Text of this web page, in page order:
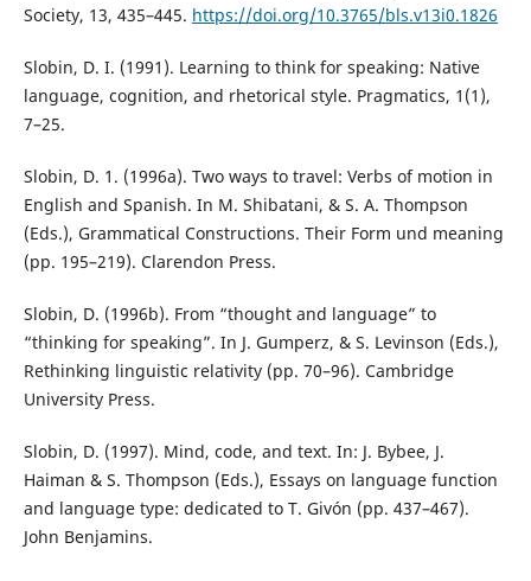
Society, 13, 435–445. https://doi.org/10.3765/bls.v13i0.1826
Slobin, D. I. (1991). Learning to think for speaking: Native
language, cognition, and rhetorical style. Pragmatics, 1(1),
7–25.
Slobin, D. 1. (1996a). Two ways to travel: Verbs of motion in
English and Spanish. In M. Shibatani, & S. A. Thompson
(Eds.), Grammatical Constructions. Their Form und meaning
(pp. 195–219). Clarendon Press.
Slobin, D. (1996b). From “thought and language” to
“thinking for speaking”. In J. Gumperz, & S. Levinson (Eds.),
Rethinking linguistic relativity (pp. 70–96). Cambridge
University Press.
Slobin, D. (1997). Mind, code, and text. In: J. Bybee, J.
Haiman & S. Thompson (Eds.), Essays on language function
and language type: dedicated to T. Givón (pp. 437–467).
John Benjamins.